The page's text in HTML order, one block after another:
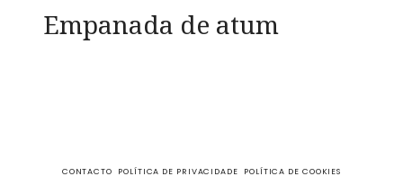
Empanada de atum
CONTACTO POLÍTICA DE PRIVACIDADE POLÍTICA DE COOKIES